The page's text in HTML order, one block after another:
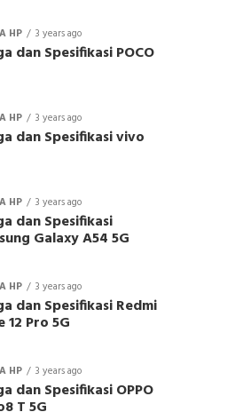
HP 3 years ago
dan Spesifikasi POCO
HP 3 years ago
dan Spesifikasi vivo
HP 3 years ago
dan Spesifikasi
Galaxy A54 5G
HP 3 years ago
dan Spesifikasi Redmi
12 Pro 5G
HP 3 years ago
dan Spesifikasi OPPO
T 5G